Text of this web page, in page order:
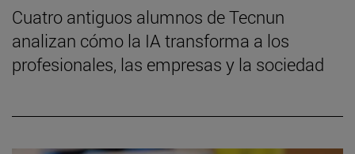
Cuatro antiguos alumnos de Tecnun
analizan cómo la IA transforma a los
profesionales, las empresas y la sociedad